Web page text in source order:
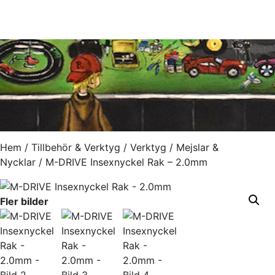
Hem / Tillbehör & Verktyg / Verktyg / Mejslar &
Nycklar / M-DRIVE Insexnyckel Rak – 2.0mm
Fler bilder